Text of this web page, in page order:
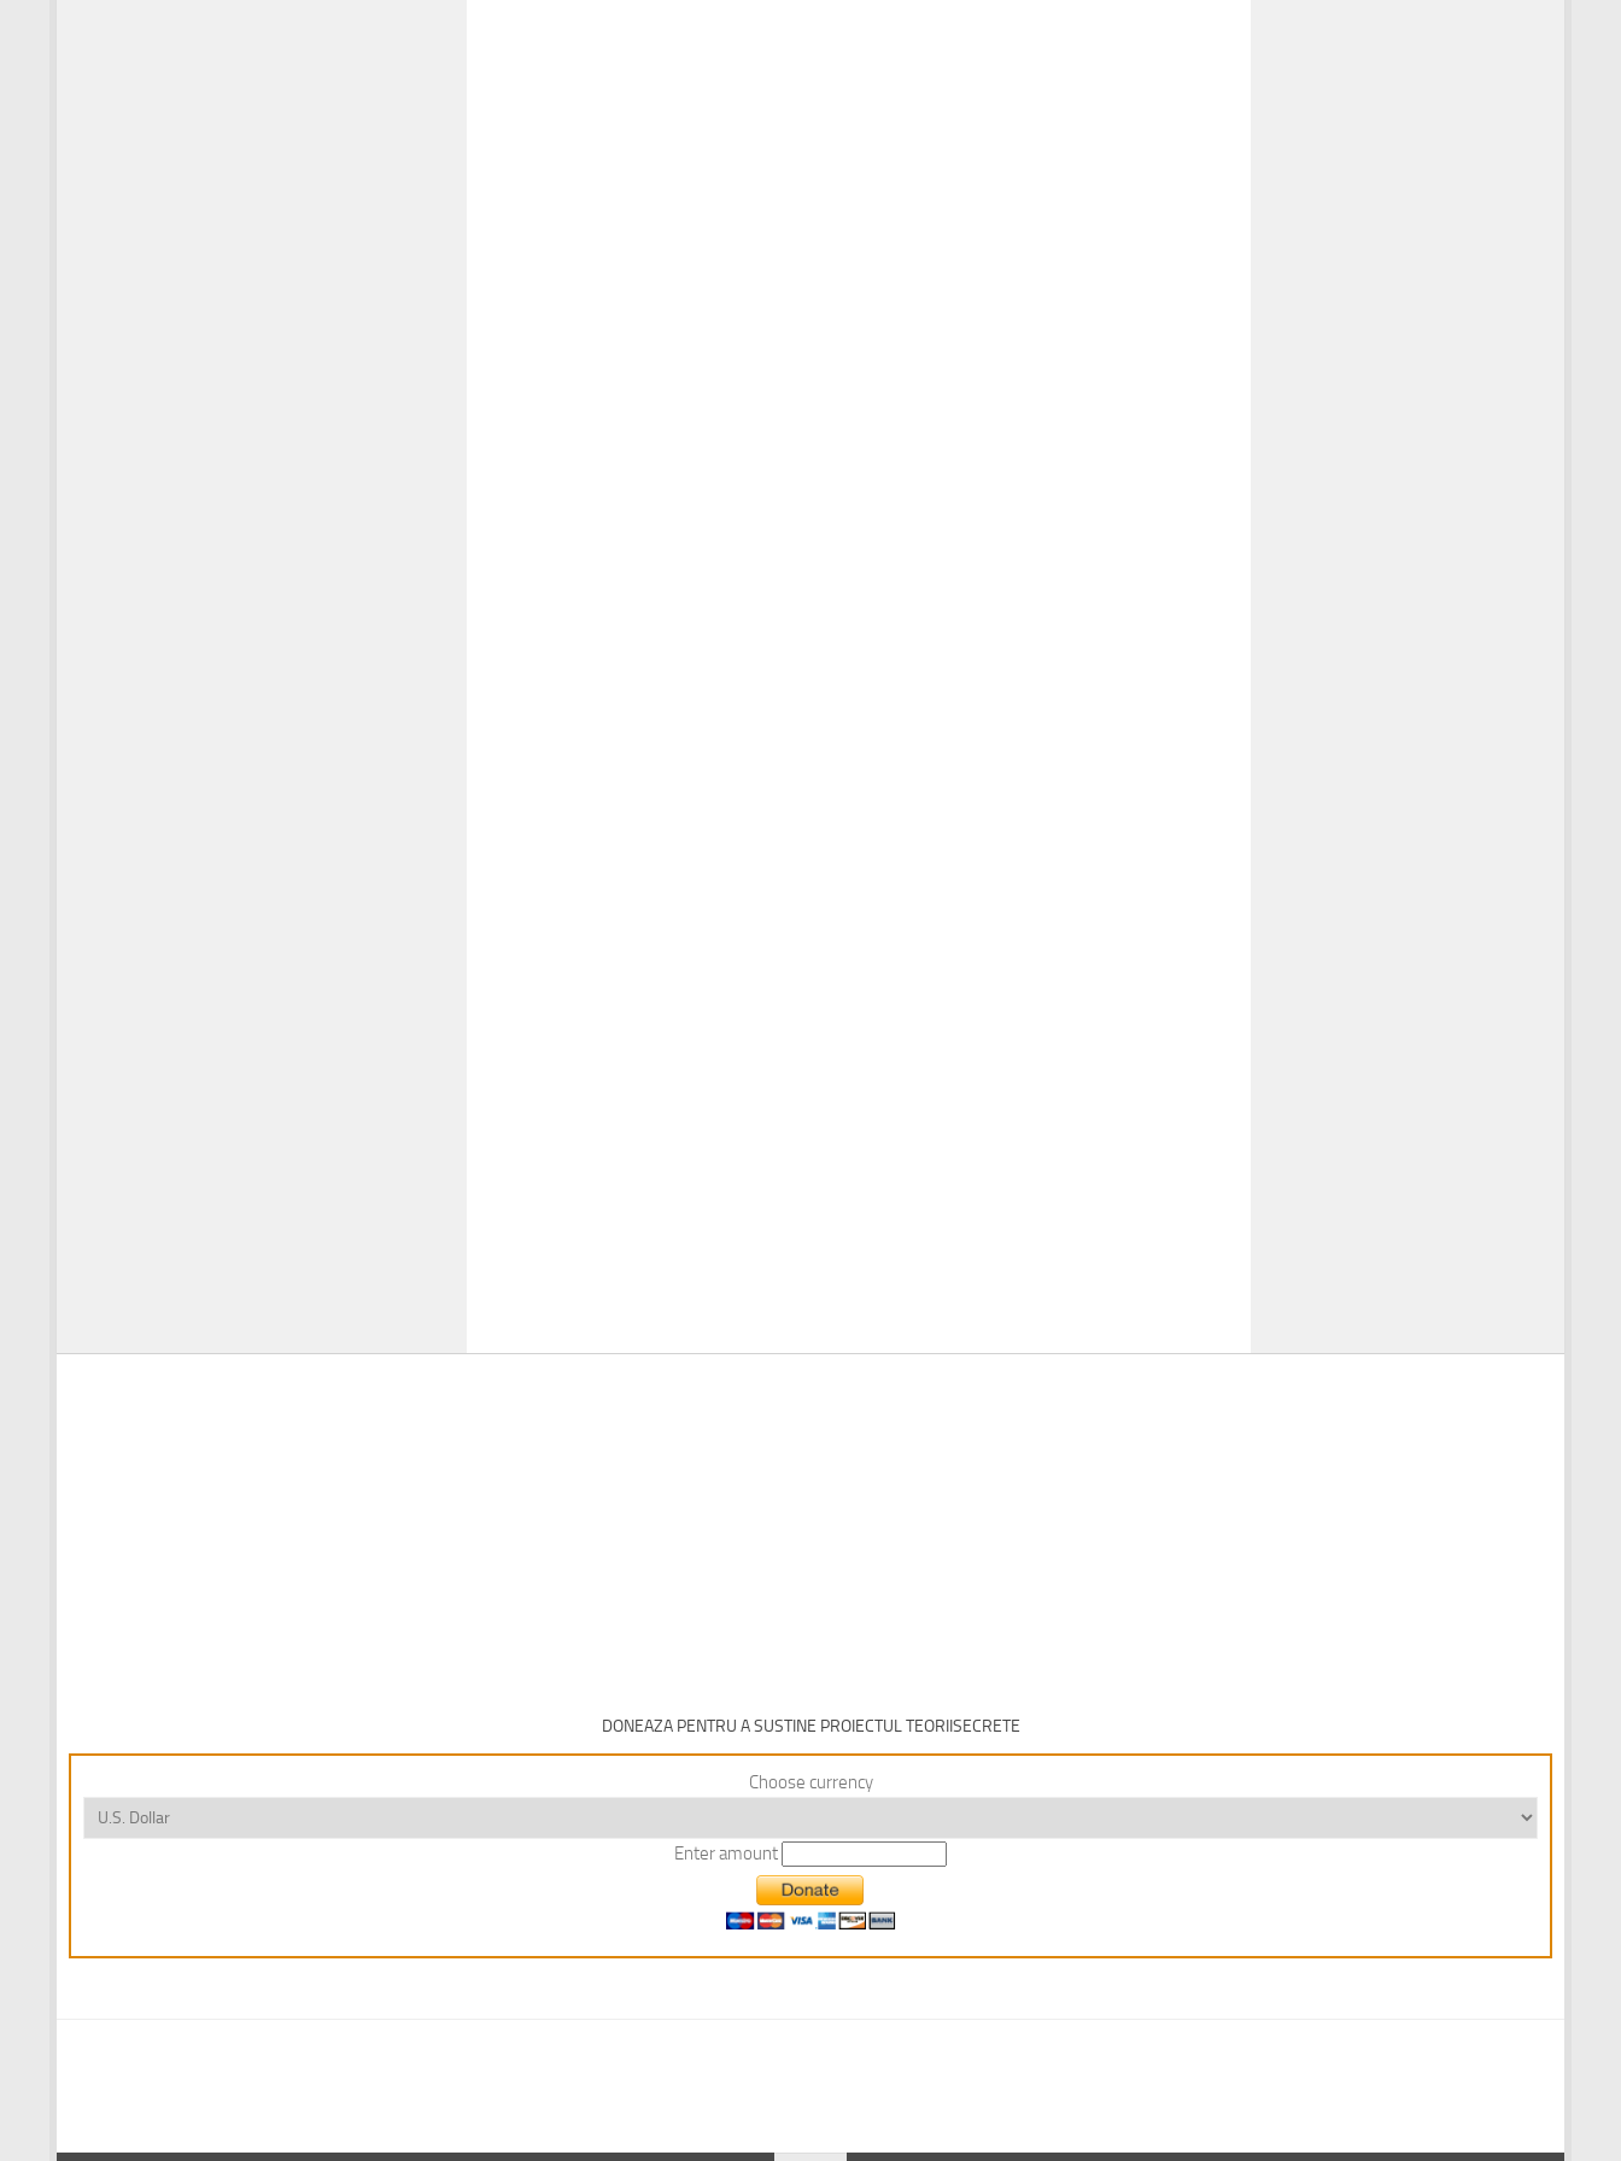
DONEAZA PENTRU A SUSTINE PROIECTUL TEORIISECRETE
Choose currency
Enter amount